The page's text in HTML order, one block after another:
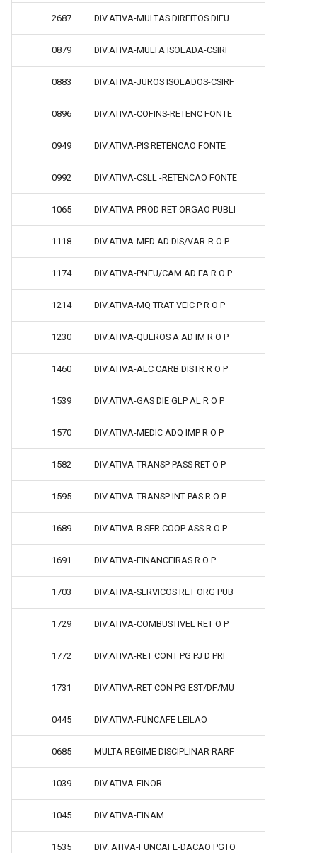
2687 DIV.ATIVA-MULTAS DIREITOS DIFU
0879 DIV.ATIVA-MULTA ISOLADA-CSIRF
0883 DIV.ATIVA-JUROS ISOLADOS-CSIRF
0896 DIV.ATIVA-COFINS-RETENC FONTE
0949 DIV.ATIVA-PIS RETENCAO FONTE
0992 DIV.ATIVA-CSLL -RETENCAO FONTE
1065 DIV.ATIVA-PROD RET ORGAO PUBLI
1118 DIV.ATIVA-MED AD DIS/VAR-R O P
1174 DIV.ATIVA-PNEU/CAM AD FA R O P
1214 DIV.ATIVA-MQ TRAT VEIC P R O P
1230 DIV.ATIVA-QUEROS A AD IM R O P
1460 DIV.ATIVA-ALC CARB DISTR R O P
1539 DIV.ATIVA-GAS DIE GLP AL R O P
1570 DIV.ATIVA-MEDIC ADQ IMP R O P
1582 DIV.ATIVA-TRANSP PASS RET O P
1595 DIV.ATIVA-TRANSP INT PAS R O P
1689 DIV.ATIVA-B SER COOP ASS R O P
1691 DIV.ATIVA-FINANCEIRAS R O P
1703 DIV.ATIVA-SERVICOS RET ORG PUB
1729 DIV.ATIVA-COMBUSTIVEL RET O P
1772 DIV.ATIVA-RET CONT PG PJ D PRI
1731 DIV.ATIVA-RET CON PG EST/DF/MU
0445 DIV.ATIVA-FUNCAFE LEILAO
0685 MULTA REGIME DISCIPLINAR RARF
1039 DIV.ATIVA-FINOR
1045 DIV.ATIVA-FINAM
1535 DIV. ATIVA-FUNCAFE-DACAO PGTO